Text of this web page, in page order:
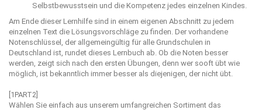
Selbstbewusstsein und die Kompetenz jedes einzelnen Kindes.
Am Ende dieser Lernhilfe sind in einem eigenen Abschnitt zu jedem
einzelnen Text die Lösungsvorschläge zu finden. Der vorhandene
Notenschlüssel, der allgemeingültig für alle Grundschulen in
Deutschland ist, rundet dieses Lernbuch ab. Ob die Noten besser
werden, zeigt sich nach den ersten Übungen, denn wer sooft übt wie
möglich, ist bekanntlich immer besser als diejenigen, der nicht übt.
[1PART2]
Wählen Sie einfach aus unserem umfangreichen Sortiment das